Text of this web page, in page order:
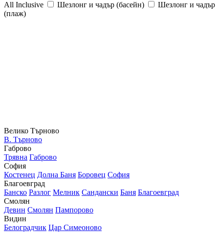
All Inclusive
Шезлонг и чадър (басейн)
Шезлонг и чадър
(плаж)
Велико Търново
В. Търново
Габрово
Трявна Габрово
София
Костенец Долна Баня Боровец София
Благоевград
Банско Разлог Мелник Сандански Баня Благоевград
Смолян
Девин Смолян Пампорово
Видин
Белоградчик Цар Симеоново